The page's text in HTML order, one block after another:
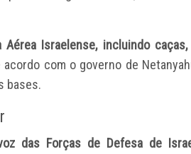
Israelense, incluindo
acordo com o governo de
bases.
das Forças de Defesa de